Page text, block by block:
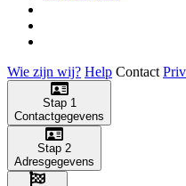
Wie zijn wij? Help Contact
Stap 1
Contactgegevens
Stap 2
Adresgegevens